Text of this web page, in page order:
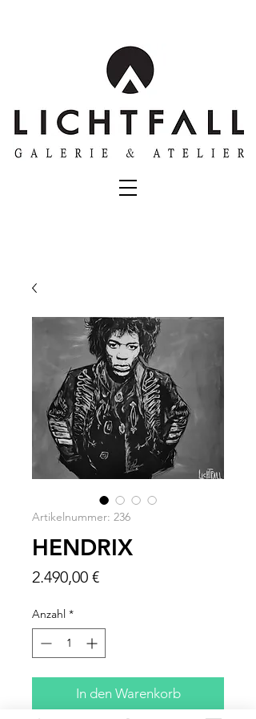
Artikelnummer: 236
HENDRIX
2.490,00 €Preis
Anzahl *
In den Warenkorb